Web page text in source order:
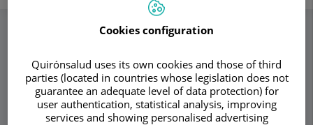
Clínica Dental Espías
Consultorio
CD Clínica Dental Espías
ODONTOLOGÍA
Cookies configuration
Quirónsalud uses its own cookies and those of third
parties (located in countries whose legislation does not
guarantee an adequate level of data protection) for
user authentication, statistical analysis, improving
services and showing personalised advertising